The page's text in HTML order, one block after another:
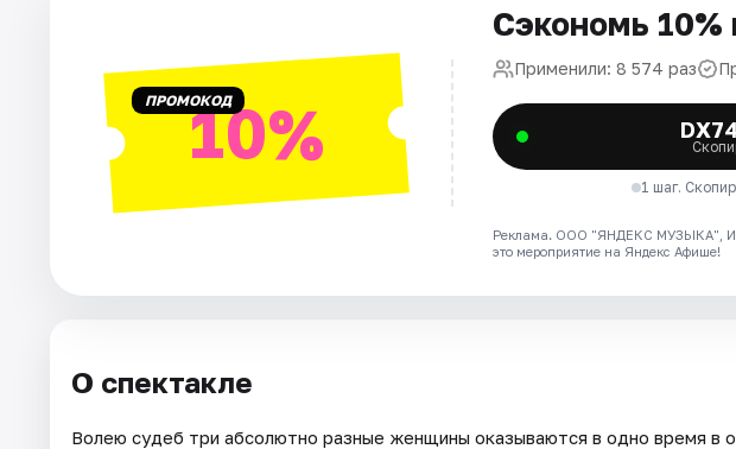
Рейтинги ПРОМОКОД10%
Сэкономь 10%
Применили: 8 574 раз
1 шаг.
Реклама. ООО "ЯНДЕКС МУЗЫКА",
это мероприятие на Яндекс Афише!
О спектакле
Волею судеб три абсолютно разные женщины оказываются в одно время в